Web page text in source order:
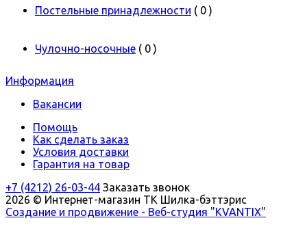
Постельные принадлежности ( 0 )
Чулочно-носочные ( 0 )
Информация
Вакансии
Помощь
Как сделать заказ
Условия доставки
Гарантия на товар
+7 (4212) 26-03-44 Заказать звонок
2026 © Интернет-магазин ТК Шилка-бэттэрис
Создание и продвижение - Веб-студия "KVANTIX"